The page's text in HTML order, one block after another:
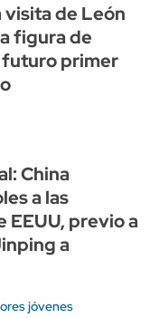
visita de León
figura de
futuro primer
China
a las
EEUU, previo a
a
jóvenes